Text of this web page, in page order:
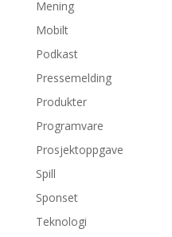
Mening
Mobilt
Podkast
Pressemelding
Produkter
Programvare
Prosjektoppgave
Spill
Sponset
Teknologi